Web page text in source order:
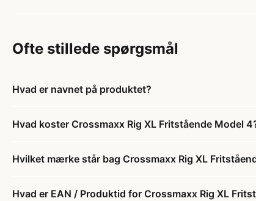
Ofte stillede spørgsmål
Hvad er navnet på produktet?
Hvad koster Crossmaxx Rig XL Fritstående Model
Hvilket mærke står bag Crossmaxx Rig XL
Hvad er EAN / Produktid for Crossmaxx Rig XL